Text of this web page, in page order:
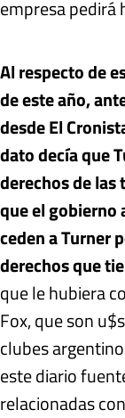
empresa pedirá
Al respecto de
de este año,
desde El
dato decía que
derechos de
que el gobierno
ceden a Turner
derechos que
que le hubiera
Fox, que son
clubes
este diario
relacionadas